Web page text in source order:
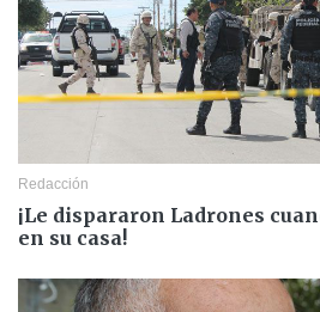
Redacción
¡Le dispararon Ladrones
en su casa!